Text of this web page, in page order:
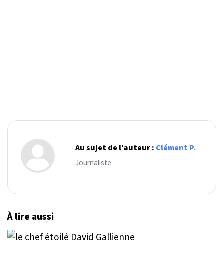
Au sujet de l'auteur : Clément P.
Journaliste
À lire aussi